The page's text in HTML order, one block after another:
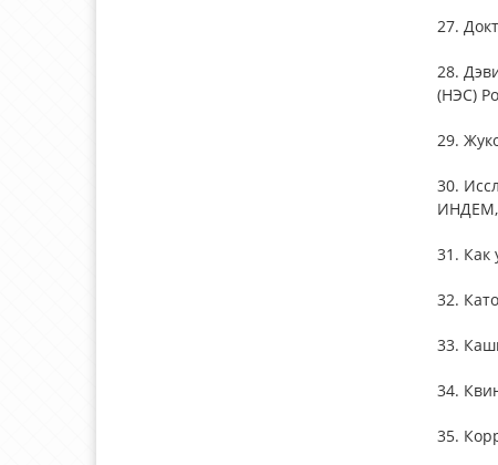
27.
28.
(НЭС)
29.
30.
ИНДЕМ,
31. Как
32.
33.
34.
35.